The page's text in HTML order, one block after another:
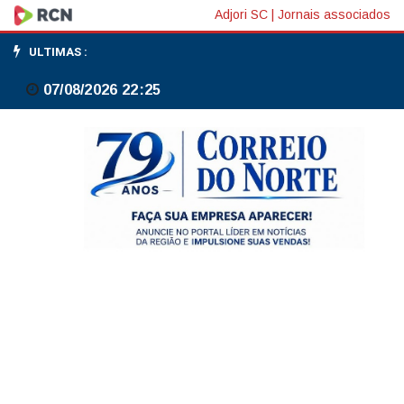
O
governo
só
posição
Adjori SC Jornais associados
ULTIMAS :
07/08/2026 22:25